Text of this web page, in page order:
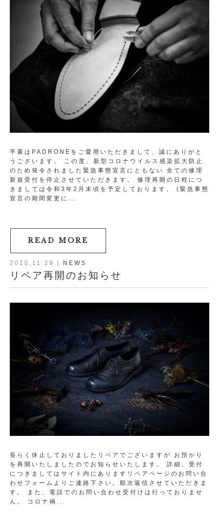
平素はPADRONEをご愛用いただきまして、誠にありがと
うございます。 この度、新型コロナウイルス感染拡大防止
のため発令されました緊急事態宣言にともない 全ての修理
新規受付を停止させていただきます。 修理再開の日程につ
きましては令和3年2月末頃を予定しております。 (緊急事態
宣言の期間変更に...
READ MORE
2020.11.29 NEWS
リペア再開のお知らせ
長らく休止しておりましたリペアでございますが お預かり
を再開いたしましたのでお知らせいたします。 詳細、受付
につきましてはサイト内にありますリペアページのお問い合
わせフォームよりご連絡下さい。順次返信させていただきま
す。 また、電話でのお問い合わせ受付けは行っておりませ
ん。 コロナ禍...